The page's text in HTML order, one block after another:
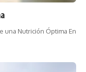
una Nutrición Óptima En